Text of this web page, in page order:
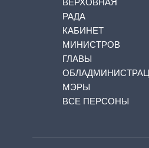
ВЕРХОВНАЯ
РАДА
КАБИНЕТ
МИНИСТРОВ
ГЛАВЫ
МЭРЫ
ВСЕ ПЕРСОНЫ